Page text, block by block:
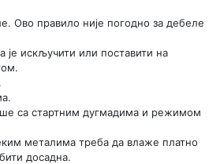
Ово правило није погодно за дебеле
искључити или поставити на
са стартним дугмадима и режимом
металима треба да влаже платно
досадна.